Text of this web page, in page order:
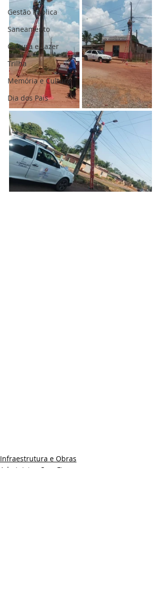
Gestão Pública
Saneamento
Cultura e Lazer
Trilha
Memória e Cultura
Dia dos Pais
Infraestrutura e Obras
Administração e Finanças